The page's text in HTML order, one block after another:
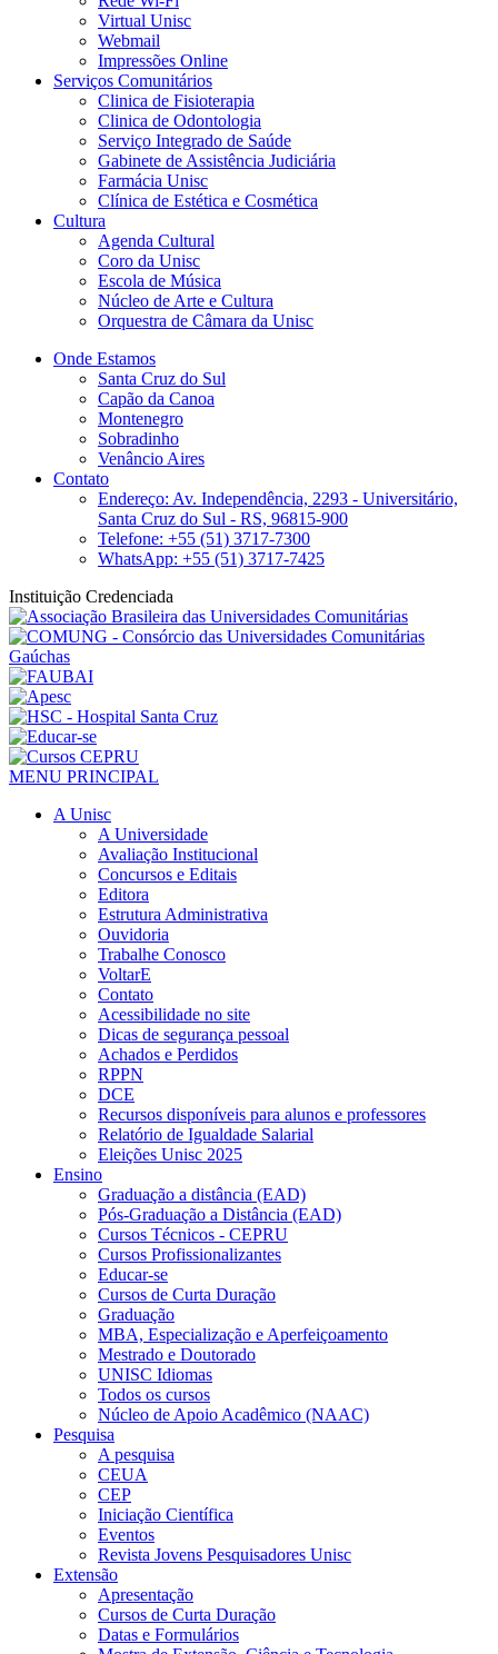
Virtual Unisc
Webmail
Impressões Online
Serviços Comunitários
Clinica de Fisioterapia
Clinica de Odontologia
Serviço Integrado de Saúde
Gabinete de Assistência Judiciária
Farmácia Unisc
Clínica de Estética e Cosmética
Cultura
Agenda Cultural
Coro da Unisc
Escola de Música
Núcleo de Arte e Cultura
Orquestra de Câmara da Unisc
Onde Estamos
Santa Cruz do Sul
Capão da Canoa
Montenegro
Sobradinho
Venâncio Aires
Contato
Endereço: Av. Independência, 2293 - Universitário,
Santa Cruz do Sul - RS, 96815-900
Telefone: +55 (51) 3717-7300
WhatsApp: +55 (51) 3717-7425
Instituição Credenciada
MENU PRINCIPAL
A Unisc
A Universidade
Avaliação Institucional
Concursos e Editais
Editora
Estrutura Administrativa
Ouvidoria
Trabalhe Conosco
VoltarE
Contato
Acessibilidade no site
Dicas de segurança pessoal
Achados e Perdidos
RPPN
DCE
Recursos disponíveis para alunos e professores
Relatório de Igualdade Salarial
Eleições Unisc 2025
Ensino
Graduação a distância (EAD)
Pós-Graduação a Distância (EAD)
Cursos Técnicos - CEPRU
Cursos Profissionalizantes
Educar-se
Cursos de Curta Duração
Graduação
MBA, Especialização e Aperfeiçoamento
Mestrado e Doutorado
UNISC Idiomas
Todos os cursos
Núcleo de Apoio Acadêmico (NAAC)
Pesquisa
A pesquisa
CEUA
CEP
Iniciação Científica
Eventos
Revista Jovens Pesquisadores Unisc
Extensão
Apresentação
Cursos de Curta Duração
Datas e Formulários